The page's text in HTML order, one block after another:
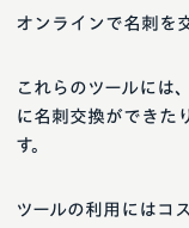
オンラインで名刺を
これらのツールには
に名刺交換ができた
す。
ツールの利用にはコ